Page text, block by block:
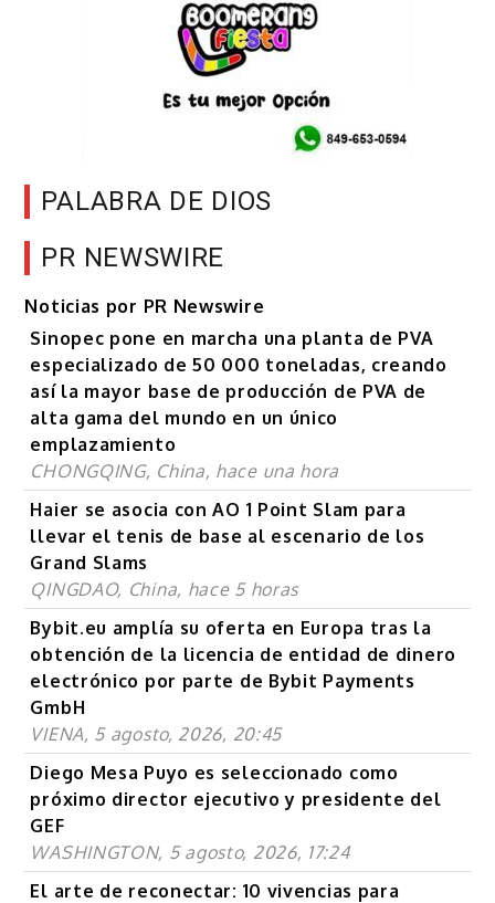
PALABRA DE DIOS
PR NEWSWIRE
Noticias por PR Newswire
Sinopec pone en marcha una planta de PVA
especializado de 50 000 toneladas, creando
así la mayor base de producción de PVA de
alta gama del mundo en un único
emplazamiento
CHONGQING, China, hace una hora
Haier se asocia con AO 1 Point Slam para
llevar el tenis de base al escenario de los
Grand Slams
QINGDAO, China, hace 5 horas
Bybit.eu amplía su oferta en Europa tras la
obtención de la licencia de entidad de dinero
electrónico por parte de Bybit Payments
GmbH
VIENA, 5 agosto, 2026, 20:45
Diego Mesa Puyo es seleccionado como
próximo director ejecutivo y presidente del
GEF
WASHINGTON, 5 agosto, 2026, 17:24
El arte de reconectar: 10 vivencias para